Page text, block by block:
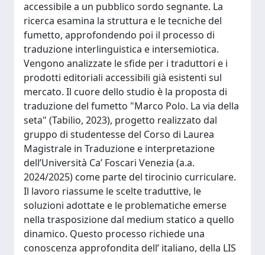
accessibile a un pubblico sordo segnante. La
ricerca esamina la struttura e le tecniche del
fumetto, approfondendo poi il processo di
traduzione interlinguistica e intersemiotica.
Vengono analizzate le sfide per i traduttori e i
prodotti editoriali accessibili già esistenti sul
mercato. Il cuore dello studio è la proposta di
traduzione del fumetto "Marco Polo. La via della
seta" (Tabilio, 2023), progetto realizzato dal
gruppo di studentesse del Corso di Laurea
Magistrale in Traduzione e interpretazione
dell’Università Ca’ Foscari Venezia (a.a.
2024/2025) come parte del tirocinio curriculare.
Il lavoro riassume le scelte traduttive, le
soluzioni adottate e le problematiche emerse
nella trasposizione dal medium statico a quello
dinamico. Questo processo richiede una
conoscenza approfondita dell’ italiano, della LIS